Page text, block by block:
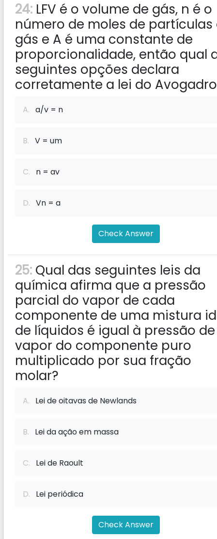
24: LFV é o volume de gás, n é o
número de moles de partículas
gás e A é uma constante de
proporcionalidade, então qual
seguintes opções declara
corretamente a lei do
A. a/v = n
B. V = um
C. n = av
D. Vn = a
Check Answer
25: Qual das seguintes leis da
química afirma que a pressão
parcial do vapor de cada
componente de uma mistura
de líquidos é igual à pressão de
vapor do componente puro
multiplicado por sua fração
molar?
A. Lei de oitavas de Newlands
B. Lei da ação em massa
C. Lei de Raoult
D. Lei periódica
Check Answer